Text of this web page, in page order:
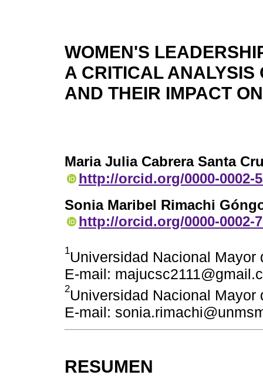
WOMEN'S
A CRITICAL
AND THEIR IMPACT
Maria Julia Cabrera Santa
http://orcid.org/0000-0002-
Sonia Maribel Rimachi
http://orcid.org/0000-0002-
1Universidad Nacional
E-mail:
2Universidad Nacional
E-mail:
RESUMEN